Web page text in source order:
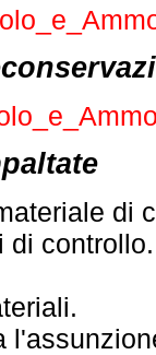
di
di